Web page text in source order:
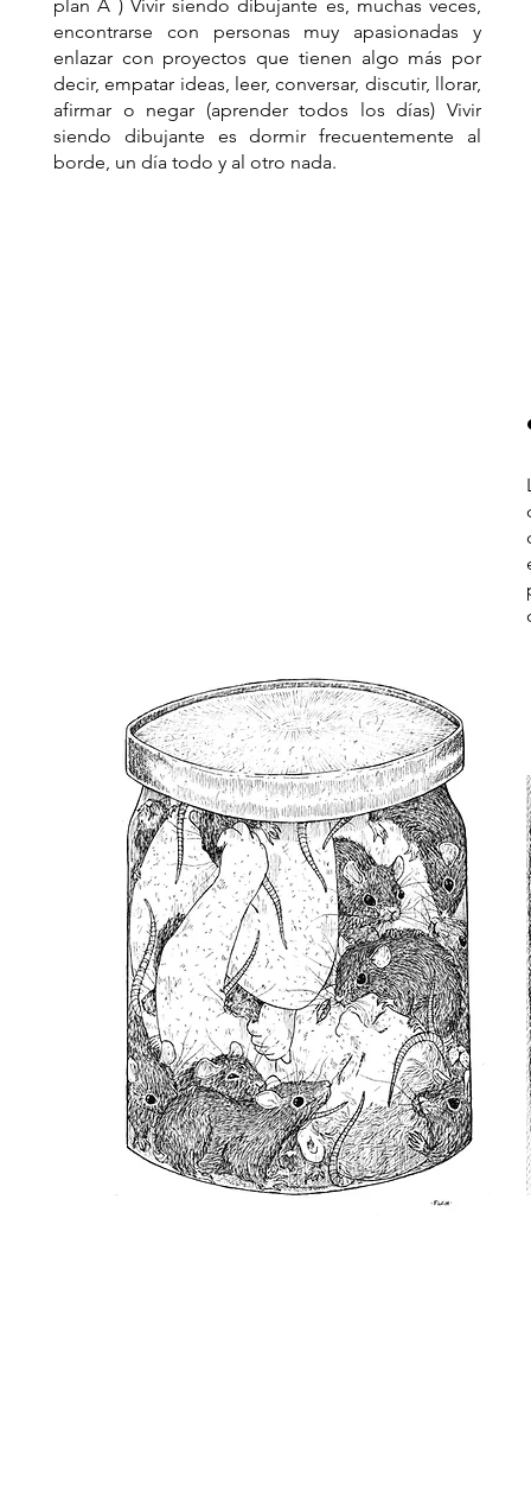
plan A ) Vivir siendo dibujante es, muchas veces,
encontrarse con personas muy apasionadas y
enlazar con proyectos que tienen algo más por
decir, empatar ideas, leer, conversar, discutir, llorar,
afirmar o negar (aprender todos los días) Vivir
siendo dibujante es dormir frecuentemente al
borde, un día todo y al otro nada.